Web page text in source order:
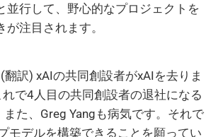
並行して、野心的なプロジェクトを
が注目されます。
(翻訳) xAIの共同創設者がxAIを去りま
で4人目の共同創設者の退社になる
また、Greg Yangも病気です。それで
モデルを構築できることを願ってい